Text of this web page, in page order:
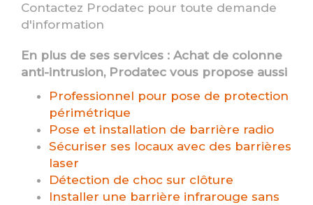
Contactez Prodatec pour toute demande
d'information
En plus de ses services : Achat de colonne
anti-intrusion, Prodatec vous propose aussi
Professionnel pour pose de protection
périmétrique
Pose et installation de barrière radio
Sécuriser ses locaux avec des barrières
laser
Détection de choc sur clôture
Installer une barrière infrarouge sans